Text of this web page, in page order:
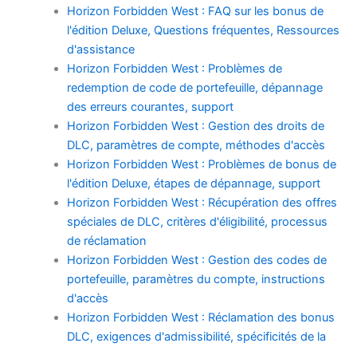
Horizon Forbidden West : FAQ sur les bonus de
l'édition Deluxe, Questions fréquentes, Ressources
d'assistance
Horizon Forbidden West : Problèmes de
redemption de code de portefeuille, dépannage
des erreurs courantes, support
Horizon Forbidden West : Gestion des droits de
DLC, paramètres de compte, méthodes d'accès
Horizon Forbidden West : Problèmes de bonus de
l'édition Deluxe, étapes de dépannage, support
Horizon Forbidden West : Récupération des offres
spéciales de DLC, critères d'éligibilité, processus
de réclamation
Horizon Forbidden West : Gestion des codes de
portefeuille, paramètres du compte, instructions
d'accès
Horizon Forbidden West : Réclamation des bonus
DLC, exigences d'admissibilité, spécificités de la